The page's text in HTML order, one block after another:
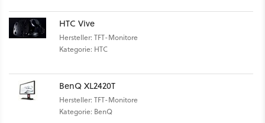
HTC Vive
Hersteller: TFT-Monitore
Kategorie: HTC
BenQ XL2420T
Hersteller: TFT-Monitore
Kategorie: BenQ